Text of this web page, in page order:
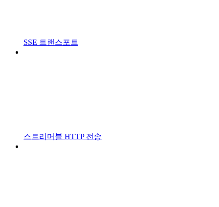
SSE 트랜스포트
스트리머블 HTTP 전송